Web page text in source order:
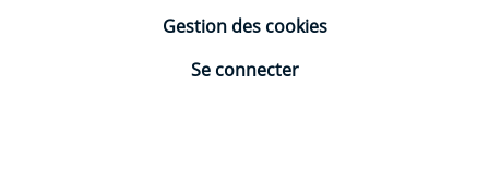
Gestion des cookies
Se connecter